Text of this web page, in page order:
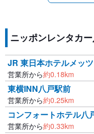
ニッポンレンタカ
JR 東日本ホテルメッ
営業所から約0.18km
東横INN八戸駅前
営業所から約0.25km
コンフォートホテル八
営業所から約0.33km